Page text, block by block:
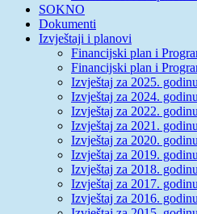
SOKNO
Dokumenti
Izvještaji i planovi
Financijski plan i
Financijski plan i
Izvještaj za 2025. godinu
Izvještaj za 2024. godinu
Izvještaj za 2022. godinu
Izvještaj za 2021. godinu
Izvještaj za 2020. godinu
Izvještaj za 2019. godinu
Izvještaj za 2018. godinu
Izvještaj za 2017. godinu
Izvještaj za 2016. godinu